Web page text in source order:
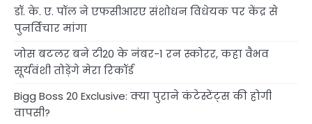
डॉ. के. ए. पॉल ने एफसीआरए संशोधन विधेयक पर केंद्र से
पुनर्विचार मांगा
जोस बटलर बने टी20 के नंबर-1 रन स्कोरर, कहा वैभव
सूर्यवंशी तोड़ेंगे मेरा रिकॉर्ड
Bigg Boss 20 Exclusive: क्या पुराने कंटेस्टेंट्स की होगी
वापसी?